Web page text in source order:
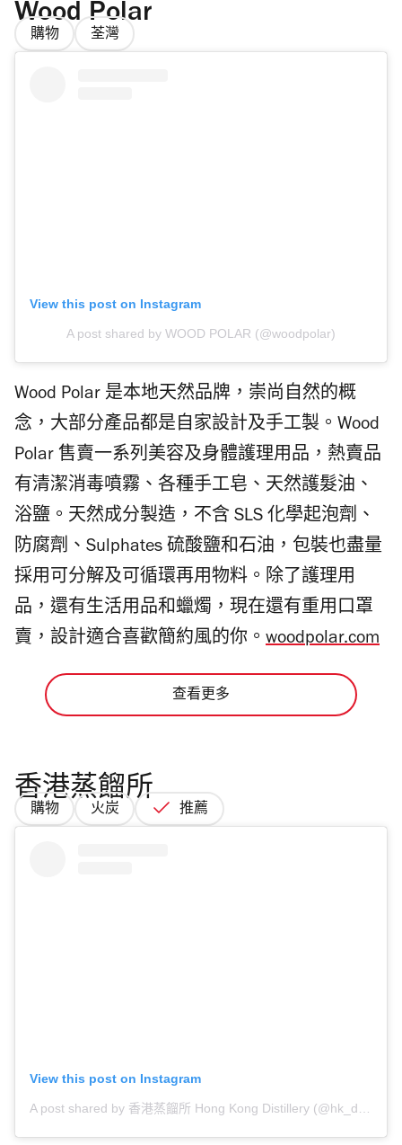
Wood Polar
購物 荃灣
View this post on Instagram
A post shared by WOOD POLAR (@woodpolar)
Wood Polar 是本地天然品牌，崇尚自然的概
念，大部分產品都是自家設計及手工製。Wood
Polar 售賣一系列美容及身體護理用品，熱賣品
有清潔消毒噴霧、各種手工皂、天然護髮油、
浴鹽。天然成分製造，不含 SLS 化學起泡劑、
防腐劑、Sulphates 硫酸鹽和石油，包裝也盡量
採用可分解及可循環再用物料。除了護理用
品，還有生活用品和蠟燭，現在還有重用口罩
賣，設計適合喜歡簡約風的你。 woodpolar.com
查看更多
香港蒸餾所
購物 火炭 推薦
View this post on Instagram